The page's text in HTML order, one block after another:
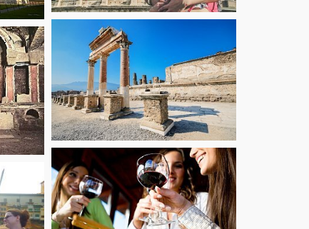
starting from
€ 46
starting from
€ 53.10